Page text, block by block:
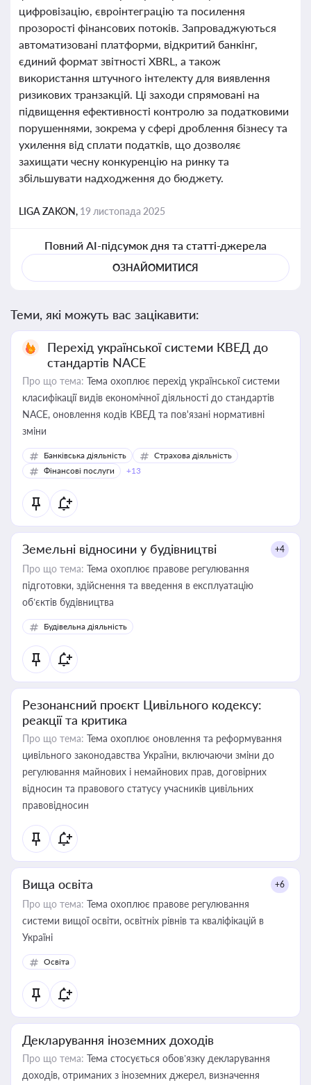
цифровізацію, євроінтеграцію та посилення
прозорості фінансових потоків. Запроваджуються
автоматизовані платформи, відкритий банкінг,
єдиний формат звітності XBRL, а також
використання штучного інтелекту для виявлення
ризикових транзакцій. Ці заходи спрямовані на
підвищення ефективності контролю за податковими
порушеннями, зокрема у сфері дроблення бізнесу та
ухилення від сплати податків, що дозволяє
захищати чесну конкуренцію на ринку та
збільшувати надходження до бюджету.
LIGA ZAKON, 19 листопада 2025
Повний AI-підсумок дня та статті-джерела
ОЗНАЙОМИТИСЯ
Теми, які можуть вас зацікавити:
Перехід української системи КВЕД до
стандартів NACE
Про що тема: Тема охоплює перехід української системи
класифікації видів економічної діяльності до стандартів
NACE, оновлення кодів КВЕД та пов'язані нормативні
зміни
Банківська діяльність
Страхова діяльність
Фінансові послуги
+13
Земельні відносини у будівництві +4
Про що тема: Тема охоплює правове регулювання
підготовки, здійснення та введення в експлуатацію
об’єктів будівництва
Будівельна діяльність
Резонансний проєкт Цивільного кодексу:
реакції та критика
Про що тема: Тема охоплює оновлення та реформування
цивільного законодавства України, включаючи зміни до
регулювання майнових і немайнових прав, договірних
відносин та правового статусу учасників цивільних
правовідносин
Вища освіта +6
Про що тема: Тема охоплює правове регулювання
системи вищої освіти, освітніх рівнів та кваліфікацій в
Україні
Освіта
Декларування іноземних доходів
Про що тема: Тема стосується обов’язку декларування
доходів, отриманих з іноземних джерел, визначення